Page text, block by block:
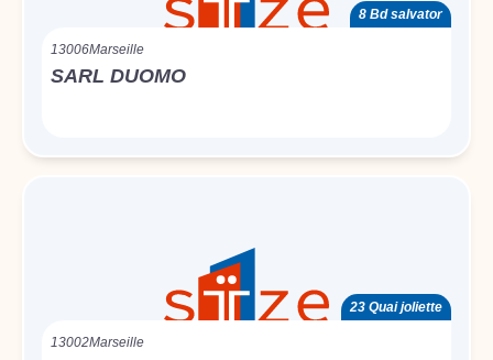
8 Bd salvator
13006Marseille
SARL DUOMO
23 Quai joliette
13002Marseille